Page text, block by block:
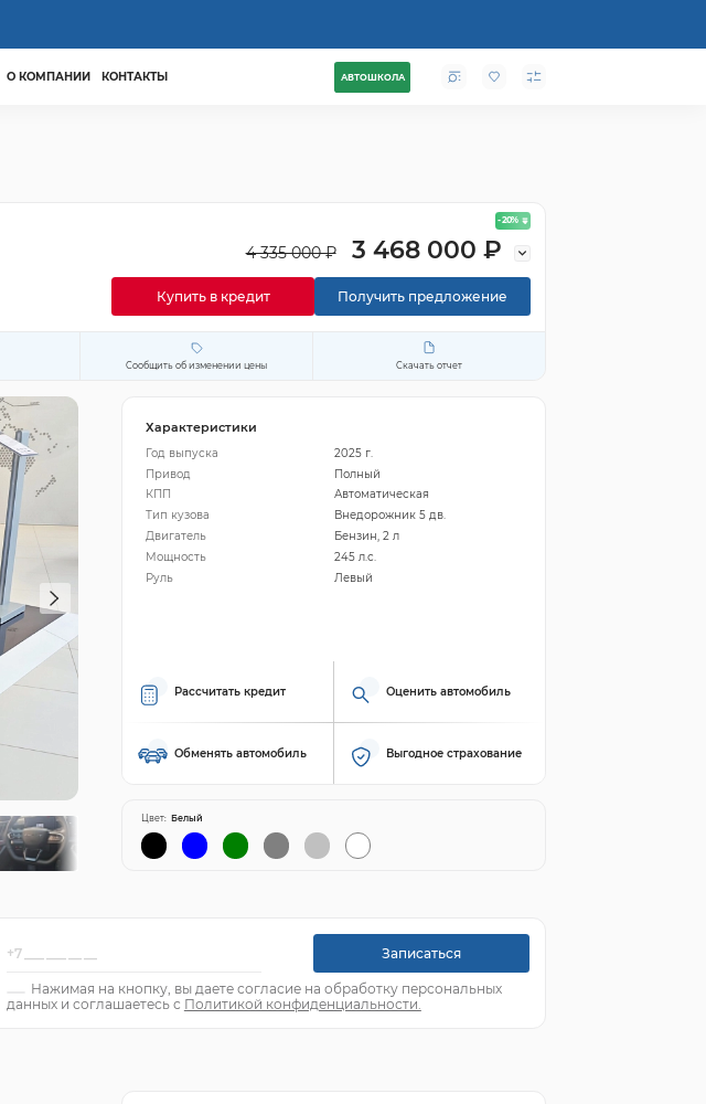
О КОМПАНИИ КОНТАКТЫ АВТОШКОЛА
- 20%
4 335 000 ₽ 3 468 000 ₽
Купить в кредит Получить предложение
Сообщить об изменении цены Скачать отчет
Характеристики
Год выпуска
2025 г.
Привод
Полный
КПП
Автоматическая
Тип кузова
Внедорожник 5 дв.
Двигатель
Бензин, 2 л
Мощность
245 л.с.
Руль
Левый
Рассчитать кредит Оценить автомобиль
Обменять автомобиль Выгодное страхование
Цвет: Белый
Записаться
Нажимая на кнопку, вы даете согласие на обработку персональных
данных и соглашаетесь с Политикой конфиденциальности.